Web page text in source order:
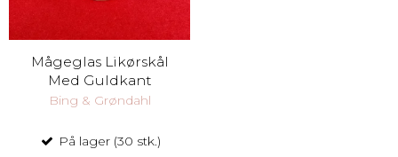
Mågeglas Likørskål
Med Guldkant
Bing & Grøndahl
På lager (30 stk.)